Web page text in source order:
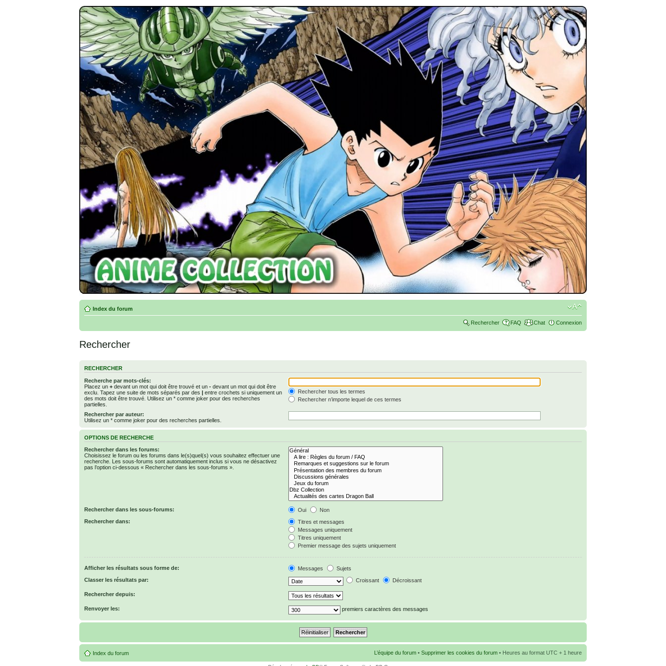
Index du forum
Rechercher FAQ Chat Connexion
Rechercher
RECHERCHER
Recherche par mots-clés:
Placez un + devant un mot qui doit être trouvé et un - devant un mot qui doit être
exclu. Tapez une suite de mots séparés par des | entre crochets si uniquement un
des mots doit être trouvé. Utilisez un * comme joker pour des recherches
partielles.
Rechercher tous les termes
Rechercher n’importe lequel de ces termes
Rechercher par auteur:
Utilisez un * comme joker pour des recherches partielles.
OPTIONS DE RECHERCHE
Rechercher dans les forums:
Choisissez le forum ou les forums dans le(s)quel(s) vous souhaitez effectuer une
recherche. Les sous-forums sont automatiquement inclus si vous ne désactivez
pas l’option ci-dessous « Rechercher dans les sous-forums ».
Rechercher dans les sous-forums: Oui
Non
Rechercher dans:
Titres et messages
Messages uniquement
Titres uniquement
Premier message des sujets uniquement
Afficher les résultats sous forme de: Messages
Sujets
Classer les résultats par:
Croissant Décroissant
Rechercher depuis:
Renvoyer les: premiers caractères des messages
Index du forum L’équipe du forum • Supprimer les cookies du forum • Heures au format UTC + 1 heure